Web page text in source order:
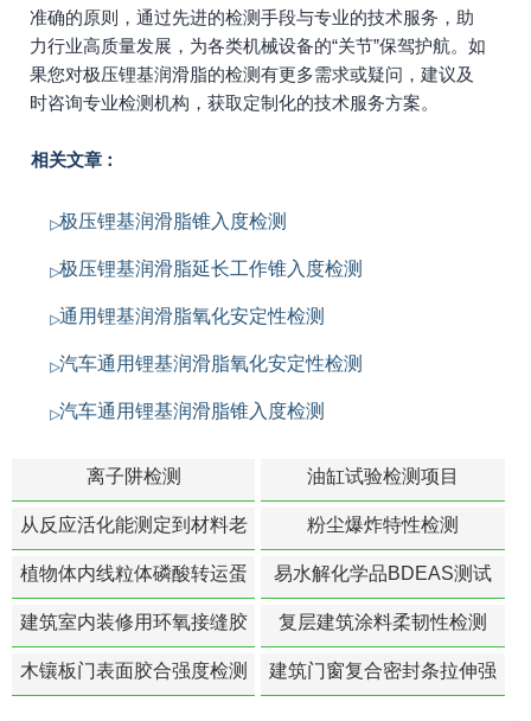
准确的原则，通过先进的检测手段与专业的技术服务，助
力行业高质量发展，为各类机械设备的“关节”保驾护航。如
果您对极压锂基润滑脂的检测有更多需求或疑问，建议及
时咨询专业检测机构，获取定制化的技术服务方案。
相关文章：
极压锂基润滑脂锥入度检测
极压锂基润滑脂延长工作锥入度检测
通用锂基润滑脂氧化安定性检测
汽车通用锂基润滑脂氧化安定性检测
汽车通用锂基润滑脂锥入度检测
离子阱检测 油缸试验检测项目
从反应活化能测定到材料老
化寿命预测的经典模型
粉尘爆炸特性检测
植物体内线粒体磷酸转运蛋
白活性检测
易水解化学品BDEAS测试
建筑室内装修用环氧接缝胶
苯含量检测
复层建筑涂料柔韧性检测
木镶板门表面胶合强度检测
建筑门窗复合密封条拉伸强